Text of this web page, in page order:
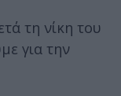
τη νίκη του
για την